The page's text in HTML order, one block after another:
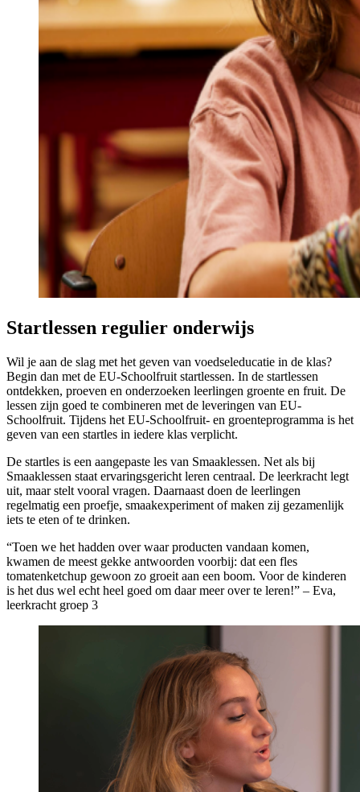
Startlessen regulier onderwijs
Wil je aan de slag met het geven van voedseleducatie in de klas?
Begin dan met de EU-Schoolfruit startlessen. In de startlessen
ontdekken, proeven en onderzoeken leerlingen groente en fruit. De
lessen zijn goed te combineren met de leveringen van EU-
Schoolfruit. Tijdens het EU-Schoolfruit- en groenteprogramma is het
geven van een startles in iedere klas verplicht.
De startles is een aangepaste les van Smaaklessen. Net als bij
Smaaklessen staat ervaringsgericht leren centraal. De leerkracht legt
uit, maar stelt vooral vragen. Daarnaast doen de leerlingen
regelmatig een proefje, smaakexperiment of maken zij gezamenlijk
iets te eten of te drinken.
“Toen we het hadden over waar producten vandaan komen,
kwamen de meest gekke antwoorden voorbij: dat een fles
tomatenketchup gewoon zo groeit aan een boom. Voor de kinderen
is het dus wel echt heel goed om daar meer over te leren!” – Eva,
leerkracht groep 3